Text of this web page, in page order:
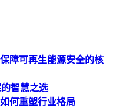
障可再生能源安全的核
智慧之选
何重塑行业格局